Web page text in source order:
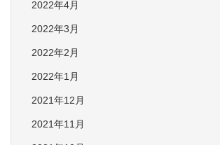
2022年4月
2022年3月
2022年2月
2022年1月
2021年12月
2021年11月